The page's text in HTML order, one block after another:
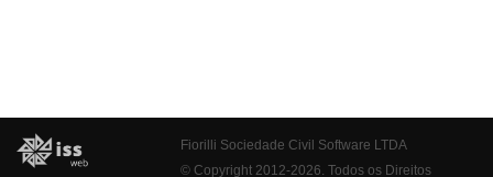
Fiorilli Sociedade Civil Software LTDA
© Copyright 2012-2026. Todos os Direitos